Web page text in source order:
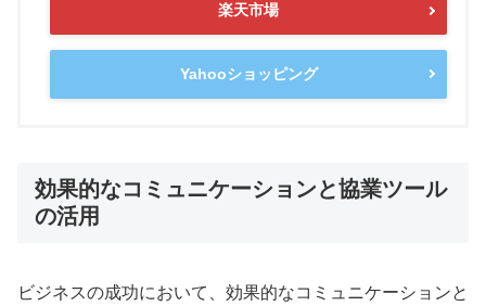
楽天市場
Yahooショッピング
効果的なコミュニケーションと協業ツール
の活用
ビジネスの成功において、効果的なコミュニケーションと